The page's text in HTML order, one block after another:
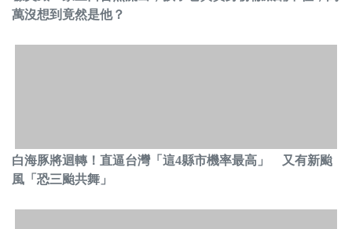
萬沒想到竟然是他？
白海豚將迴轉！直逼台灣「這4縣市機率最高」 又有新颱
風「恐三颱共舞」